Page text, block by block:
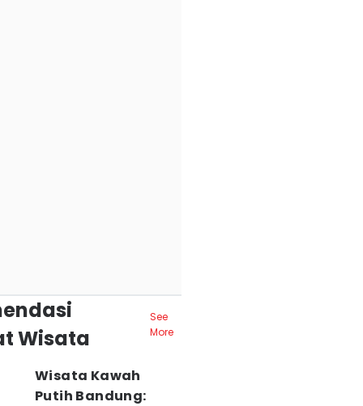
Wisata
See
More
Wisata Kawah
Putih Bandung: